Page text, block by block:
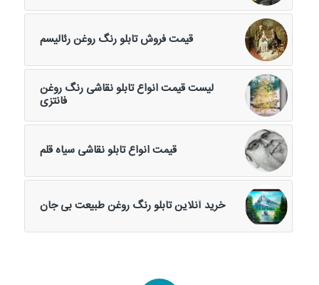
قیمت فروش تابلو رنگ روغن رئالیسم
لیست قیمت انواع تابلو نقاشی رنگ روغن
فانتزی
قیمت انواع تابلو نقاشی سیاه قلم
خرید آنلاین تابلو رنگ روغن طبیعت بی جان